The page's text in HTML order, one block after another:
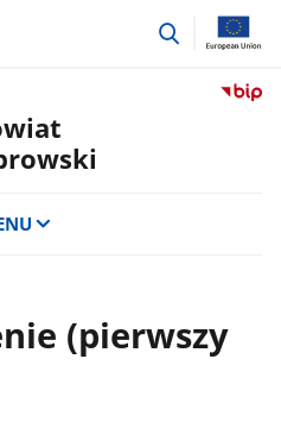
przejdź
Przejdź
(pierwszy